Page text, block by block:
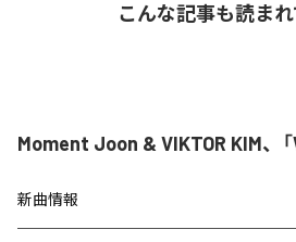
こんな記事も読ま
Moment Joon & VIKTOR KIM、
新曲情報